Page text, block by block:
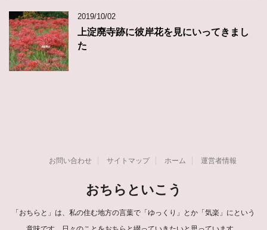
2019/10/02
上淀廃寺跡に彼岸花を見にいってきまし
た
お問い合わせ サイトマップ ホーム 運営者情報
おちらといこう
「おちらと」は、私の住む地方の言葉で「ゆっくり」とか「気楽」にという